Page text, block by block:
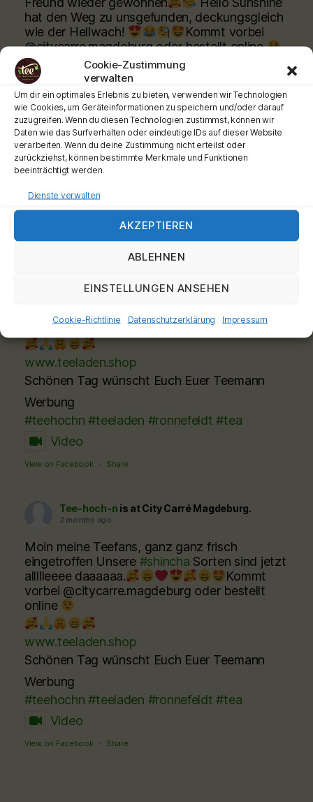
Cookie-Zustimmung
verwalten
Um dir ein optimales Erlebnis zu bieten, verwenden wir Technologien
wie Cookies, um Geräteinformationen zu speichern und/oder darauf
zuzugreifen. Wenn du diesen Technologien zustimmst, können wir
Daten wie das Surfverhalten oder eindeutige IDs auf dieser Website
verarbeiten. Wenn du deine Zustimmung nicht erteilst oder
zurückziehst, können bestimmte Merkmale und Funktionen
beeinträchtigt werden.
Dienste verwalten
AKZEPTIEREN
ABLEHNEN
EINSTELLUNGEN ANSEHEN
Cookie-Richtlinie Datenschutzerklärung Impressum
hat den Weg zu unsgefunden, deckungsgleich
wie der Hellwach!
Kommt vorbei
@citycarre.magdeburg oder bestellt online
www.teeladen.shop
Schönen Tag wünscht Euch Euer Teemann
Werbung
#teehochn #teeladen #ronnefeldt
Video
is at City Carré Magdeburg.
2 months ago
eingetroffen Unsere #shinchaSorten sind jetzt
allllleeee daaaaaa. Und die Preise sind gleich
@citycarre.magdeburg oder bestellt online
www.teeladen.shop
Schönen Tag wünscht Euch Euer Teemann
Werbung
#teehochn #teeladen #ronnefeldt #tea
Video
View on Facebook · Share
Tee-hoch-n is at City Carré Magdeburg.
2 months ago
Moin meine Teefans, ganz ganz frisch
eingetroffen Unsere #shincha Sorten sind jetzt
allllleeee daaaaaa.
Kommt
vorbei @citycarre.magdeburg oder bestellt
online
www.teeladen.shop
Schönen Tag wünscht Euch Euer Teemann
Werbung
#teehochn #teeladen #ronnefeldt #tea
Video
View on Facebook · Share